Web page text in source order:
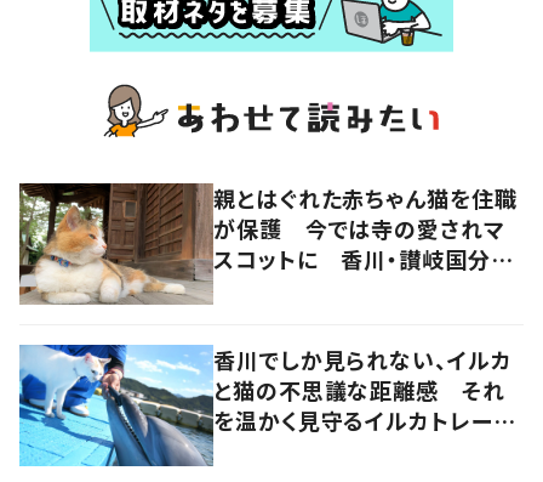
親とはぐれた赤ちゃん猫を住職
が保護 今では寺の愛されマ
スコットに 香川・讃岐国分寺
香川でしか見られない、イルカ
と猫の不思議な距離感 それ
を温かく見守るイルカトレーナ